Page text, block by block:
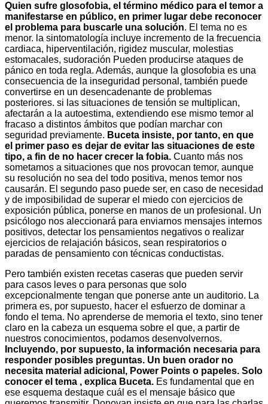
Quien sufre glosofobia, el término médico para el temor a
manifestarse en público, en primer lugar debe reconocer
el problema para buscarle una solución. El tema no es
menor. la sintomatología incluye incremento de la frecuencia
cardiaca, hiperventilación, rigidez muscular, molestias
estomacales, sudoración Pueden producirse ataques de
pánico en toda regla. Además, aunque la glosofobia es una
consecuencia de la inseguridad personal, también puede
convertirse en un desencadenante de problemas
posteriores. si las situaciones de tensión se multiplican,
afectarán a la autoestima, extendiendo ese mismo temor al
fracaso a distintos ámbitos que podían marchar con
seguridad previamente. Buceta insiste, por tanto, en que
el primer paso es dejar de evitar las situaciones de este
tipo, a fin de no hacer crecer la fobia. Cuanto más nos
sometamos a situaciones que nos provocan temor, aunque
su resolución no sea del todo positiva, menos temor nos
causarán. El segundo paso puede ser, en caso de necesidad
y de imposibilidad de superar el miedo con ejercicios de
exposición pública, ponerse en manos de un profesional. Un
psicólogo nos aleccionará para enviarnos mensajes internos
positivos, detectar los pensamientos negativos o realizar
ejercicios de relajación básicos, sean respiratorios o
paradas de pensamiento con técnicas conductistas.
Pero también existen recetas caseras que pueden servir
para casos leves o para personas que solo
excepcionalmente tengan que ponerse ante un auditorio. La
primera es, por supuesto, hacer el esfuerzo de dominar a
fondo el tema. No aprenderse de memoria el texto, sino tener
claro en la cabeza un esquema sobre el que, a partir de
nuestros conocimientos, podamos desenvolvernos.
Incluyendo, por supuesto, la información necesaria para
responder posibles preguntas. Un buen orador no
necesita material adicional, Power Points o papeles. Solo
conocer el tema , explica Buceta. Es fundamental que en
ese esquema destaque cuál es el mensaje básico que